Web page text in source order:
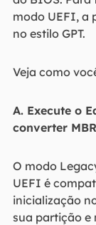
modo UEFI, a
no estilo GPT.
Veja como
A. Execute o
converter
O modo
UEFI é
inicialização
sua partição